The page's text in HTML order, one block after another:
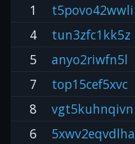
1
t5povo42wwli
4 tun3zfc1kk5z
5
anyo2riwfn5l
7
top15cef5xvc
8 vgt5kuhnqivn
6 5xwv2eqvdlha